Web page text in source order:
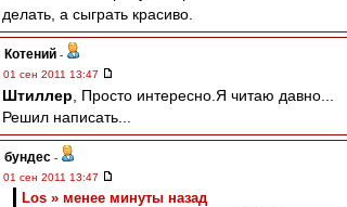
делать, а сыграть красиво.
Котений -
01 сен 2011 13:47
Штиллер , Просто интересно.Я читаю давно...
Решил написать...
бундес -
01 сен 2011 13:47
Los » менее минуты назад